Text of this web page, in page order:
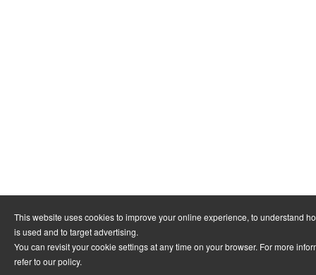
This website uses cookies to improve your online experience, to understand
is used and to target advertising.
You can revisit your cookie settings at any time on your browser. For more
refer to our policy.